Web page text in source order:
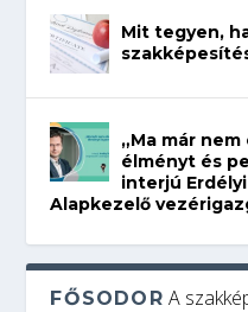
Mit tegyen,
„Ma már
élményt és
interjú
Alapkezelő
FŐSODOR A